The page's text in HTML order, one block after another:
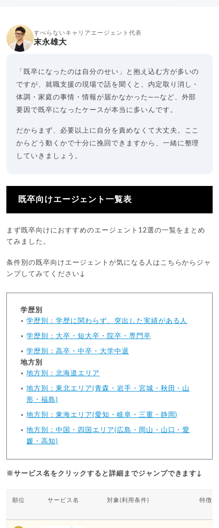
すべらないキャリアエージェント代表
末永雄大
「既卒になったのは自分のせい」と抱え込む方が多いの
ですが、就職支援の現場で話を聞くと、内定取り消し・
体調・家庭の事情・情報が届かなかった——など、外部
要因で既卒になったケースが本当に多いんです。
だからまず、必要以上に自分を責めなくて大丈夫。ここ
からどう動くかで十分に挽回できますから、一緒に整理
していきましょう。
既卒向けエージェント一覧表
まず既卒向けにおすすめのエージェント12選の一覧をまとめ
てみました。
条件別の既卒向けエージェントが気になる人はこちらからジャ
ンプしてみてください↓
学歴別
学歴別：学歴に関わらず、突出した実績がある人
学歴別：大卒・短大卒・院卒・専門卒
学歴別：高卒・中卒・大学中退
地方別
地方別：北海道エリア
地方別：東北エリア(青森・岩手・宮城・秋田・山
形・福島)
地方別：東海エリア(愛知・岐阜・三重・静岡)
地方別：中国・四国エリア(広島・岡山・山口・愛
媛・高知)
※サービス名をクリックすると詳細までジャンプできます↓
順位 サービス名 対象(利用条件) 特徴